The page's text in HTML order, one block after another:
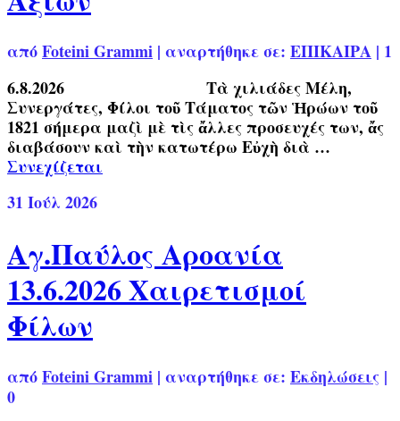
απόFoteini Grammi | αναρτήθηκε σε: ΕΠΙΚΑΙΡΑ | 1
6.8.2026 Τὰ χιλιάδες Μέλη,
Συνεργάτες, Φίλοι τοῦ Τάματος τῶν Ἡρώων τοῦ
1821 σήμερα μαζὶ μὲ τὶς ἄλλες προσευχές των, ἄς
διαβάσουν καὶ τὴν κατωτέρω Εὐχὴ διὰ …
Συνεχίζεται
31 Ιούλ 2026
Αγ.Παύλος Αροανία
13.6.2026 Χαιρετισμοί
Φίλων
απόFoteini Grammi | αναρτήθηκε σε: Εκδηλώσεις |
0